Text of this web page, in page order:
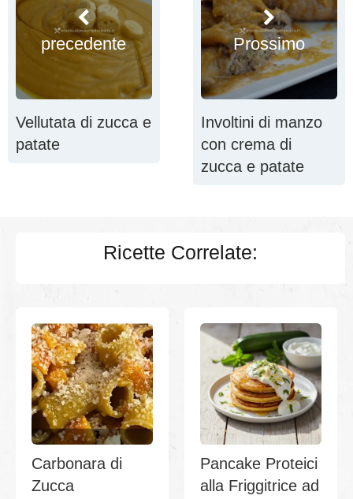
precedente
Vellutata di zucca e
patate
Prossimo
Involtini di manzo
con crema di
zucca e patate
Ricette Correlate:
Carbonara di
Zucca
Pancake Proteici
alla Friggitrice ad